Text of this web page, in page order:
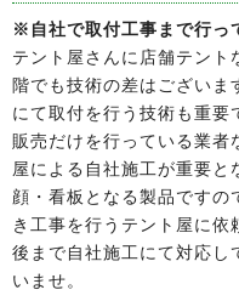
※自社で取付工事まで行っ
テント屋さんに店舗テント
階でも技術の差はございま
にて取付を行う技術も重要
販売だけを行っている業者
屋による自社施工が重要と
顔・看板となる製品ですの
き工事を行うテント屋に
後まで自社施工にて対応し
いませ。